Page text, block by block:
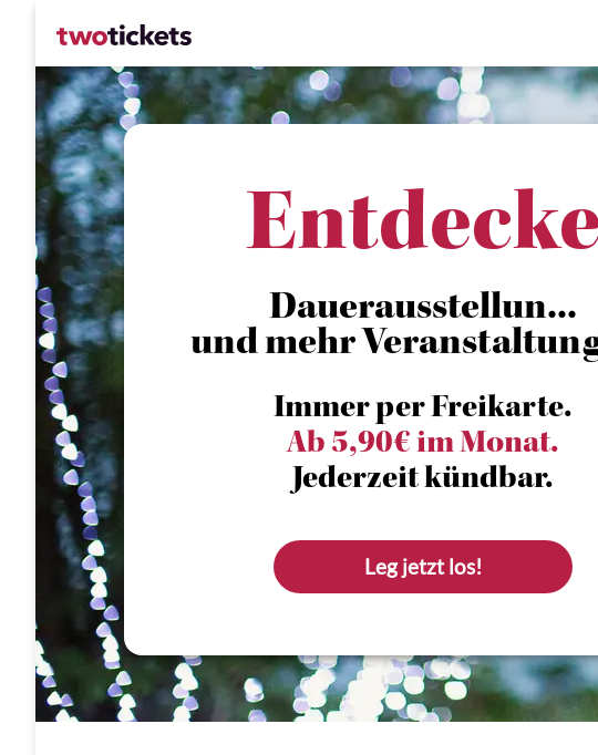
Entdecke
Dauerausstellun...
und mehr
Immer per Freikarte.
Ab 5,90€ im Monat.
Jederzeit kündbar.
Leg jetzt los!